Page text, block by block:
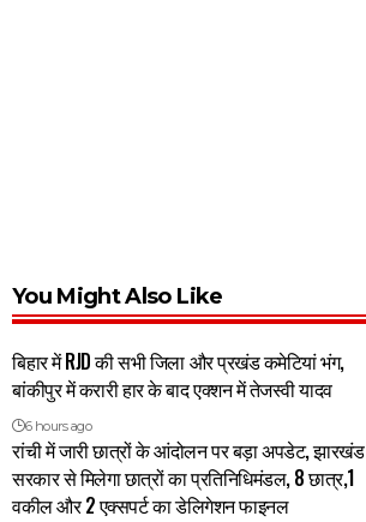
You Might Also Like
बिहार में RJD की सभी जिला और प्रखंड कमेटियां भंग,
बांकीपुर में करारी हार के बाद एक्शन में तेजस्वी यादव
6 hours ago
रांची में जारी छात्रों के आंदोलन पर बड़ा अपडेट, झारखंड
सरकार से मिलेगा छात्रों का प्रतिनिधिमंडल, 8 छात्र,1
वकील और 2 एक्सपर्ट का डेलिगेशन फाइनल